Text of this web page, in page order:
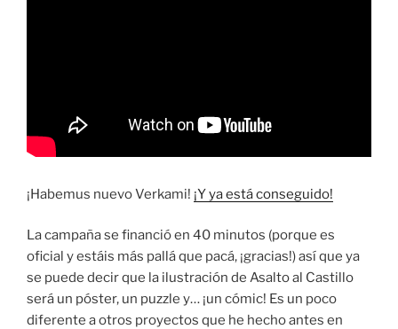
¡Habemus nuevo Verkami! ¡Y ya está conseguido!
La campaña se financió en 40 minutos (porque es
oficial y estáis más pallá que pacá, ¡gracias!) así que ya
se puede decir que la ilustración de Asalto al Castillo
será un póster, un puzzle y… ¡un cómic! Es un poco
diferente a otros proyectos que he hecho antes en